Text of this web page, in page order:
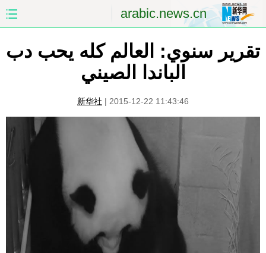
arabic.news.cn
الصين الصفحة الأولى
الشرق الأوسط
الاقتصاد
الرياضة السياحة والبيئة
مؤتمر صحفى للخارجية
تقرير سنوي: العالم كله يحب دب
الباندا الصيني
新华社 | 2015-12-22 11:43:46